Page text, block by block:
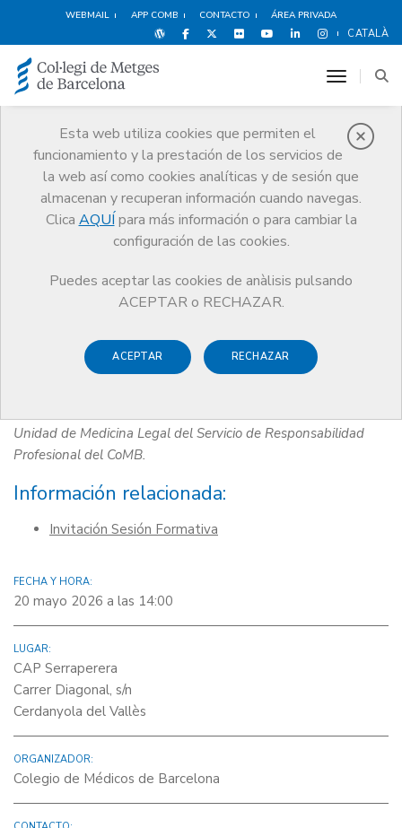
WEBMAIL APP COMB CONTACTO ÁREA PRIVADA
CATALÀ
Esta web utiliza cookies que permiten el
funcionamiento y la prestación de los servicios de
la web así como cookies analíticas y de sesión que
almacenan y recuperan información cuando navegas.
Clica AQUÍ para más información o para cambiar la
configuración de las cookies.
Puedes aceptar las cookies de anàlisis pulsando
ACEPTAR o RECHAZAR.
ACEPTAR RECHAZAR
toggle
Agenda
Comunicación
Sesión formativa: 'El certificado médico de defunción (CMD)'
certificado médico de
defunción (CMD)'
Unidad de Medicina Legal del Servicio de Responsabilidad
Profesional del CoMB.
Información relacionada:
Invitación Sesión Formativa
FECHA Y HORA:
20 mayo 2026 a las 14:00
LUGAR:
CAP Serraperera
Carrer Diagonal, s/n
Cerdanyola del Vallès
ORGANIZADOR:
Colegio de Médicos de Barcelona